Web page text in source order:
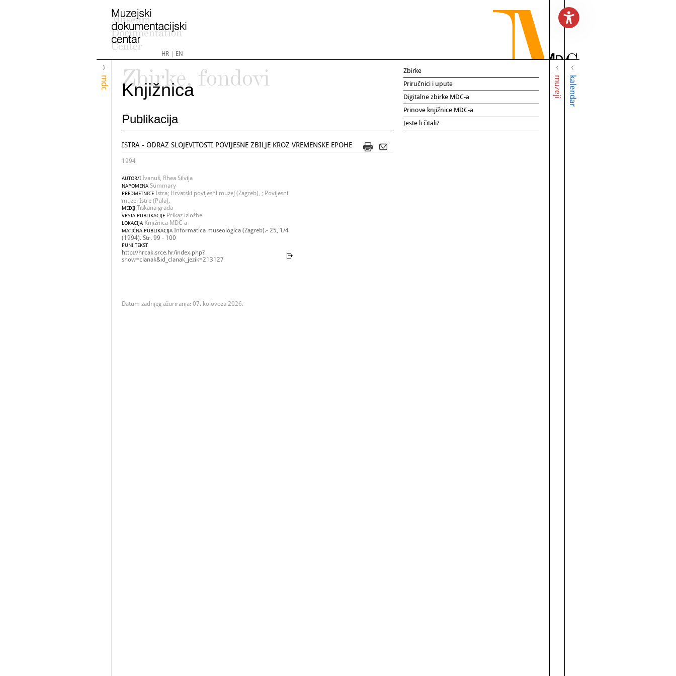
HR| EN
mdc muzeji kalendar
Zbirke, fondovi
Knjižnica
Publikacija
ISTRA - ODRAZ SLOJEVITOSTI POVIJESNE ZBILJE KROZ VREMENSKE EPOHE
1994
AUTOR/I Ivanuš, Rhea Silvija
NAPOMENA Summary
PREDMETNICE Istra; Hrvatski povijesni muzej (Zagreb), ; Povijesni
muzej Istre (Pula),
MEDIJ Tiskana građa
VRSTA PUBLIKACIJE Prikaz izložbe
LOKACIJA Knjižnica MDC-a
MATIČNA PUBLIKACIJA Informatica museologica (Zagreb).- 25, 1/4
(1994). Str. 99 - 100
PUNI TEKST
http://hrcak.srce.hr/index.php?
show=clanak&id_clanak_jezik=213127
Datum zadnjeg ažuriranja: 07. kolovoza 2026.
Zbirke
Priručnici i upute
Digitalne zbirke MDC-a
Prinove knjižnice MDC-a
Jeste li čitali?